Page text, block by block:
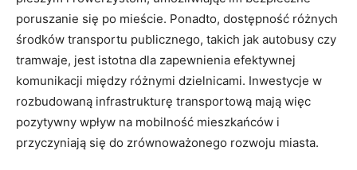
poruszanie się ⁤po ​mieście. Ponadto, dostępność różnych
środków ‍transportu ‌publicznego, ‍takich jak ⁣autobusy⁤ czy
tramwaje, ⁢jest‍ istotna ‍dla zapewnienia ⁢efektywnej⁤
komunikacji‍ między różnymi dzielnicami. Inwestycje w
rozbudowaną ⁤infrastrukturę ⁤transportową mają ​więc
pozytywny ​wpływ na mobilność ‌mieszkańców⁢ i
przyczyniają ‌się do zrównoważonego⁤ rozwoju miasta.